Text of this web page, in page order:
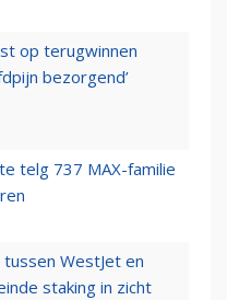
op terugwinnen
bezorgend’
telg 737 MAX-familie
WestJet en
staking in zicht